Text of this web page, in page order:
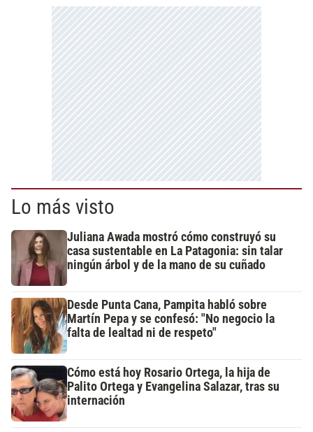
Lo más visto
Juliana Awada mostró cómo construyó su
casa sustentable en La Patagonia: sin talar
ningún árbol y de la mano de su cuñado
Desde Punta Cana, Pampita habló sobre
Martín Pepa y se confesó: "No negocio la
falta de lealtad ni de respeto"
Cómo está hoy Rosario Ortega, la hija de
Palito Ortega y Evangelina Salazar, tras su
internación